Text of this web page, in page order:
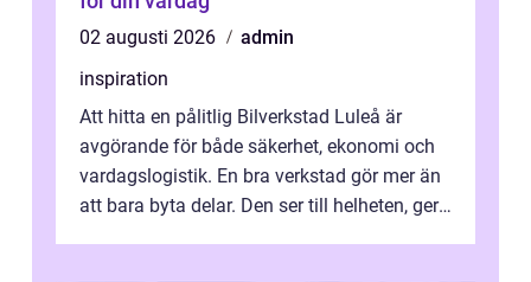
02 augusti 2026
admin
inspiration
Att hitta en pålitlig Bilverkstad Luleå är
avgörande för både säkerhet, ekonomi och
vardagslogistik. En bra verkstad gör mer än
att bara byta delar. Den ser till helheten, ger